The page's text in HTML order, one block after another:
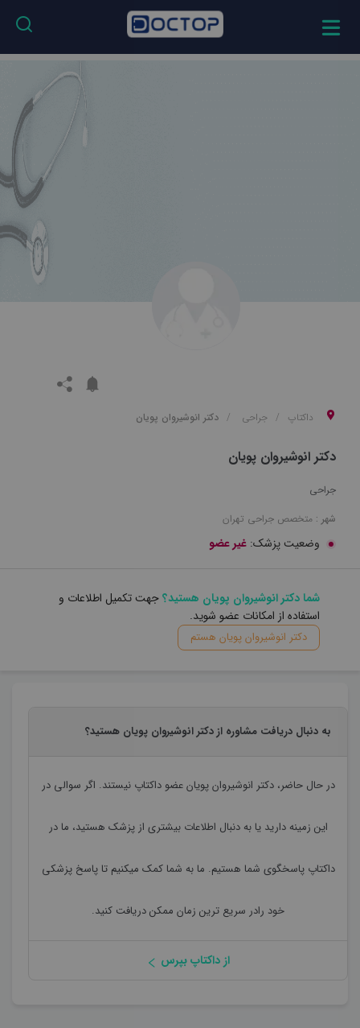
داکتاپ جراحی دکتر انوشیروان پویان
دکتر انوشیروان پویان
جراحی
شهر : متخصص جراحی تهران
وضعیت پزشک: غیر عضو
شما دکتر انوشیروان پویان هستید؟جهت تکمیل اطلاعات و
استفاده از امکانات عضو شوید.
دکتر انوشیروان پویان هستم
به دنبال دریافت مشاوره از دکتر انوشیروان پویان هستید؟
در حال حاضر،دکتر انوشیروان پویانعضو داکتاپ نیستند. اگر سوالی در
این زمینه دارید یا به دنبال اطلاعات بیشتری از پزشک هستید، ما در
داکتاپ پاسخگوی شما هستیم. ما به شما کمک میکنیم تا پاسخ پزشکی
خود رادر سریع ترین زمان ممکن دریافت کنید.
از داکتاپ بپرس